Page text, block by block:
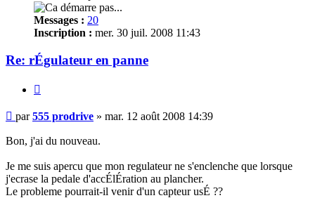
Messages : 20
Inscription : mer. 30 juil. 2008 11:43
Re: rÉgulateur en panne
Message
non
lu
par555 prodrive » mar. 12 août 2008 14:39
Bon, j'ai du nouveau.
Je me suis apercu que mon regulateur ne s'enclenche que lorsque
j'ecrase la pedale d'accÉlÉration au plancher.
Le probleme pourrait-il venir d'un capteur usÉ ??